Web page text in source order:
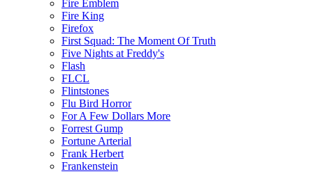
Fire Emblem
Fire King
Firefox
First Squad: The Moment Of Truth
Five Nights at Freddy's
Flash
FLCL
Flintstones
Flu Bird Horror
For A Few Dollars More
Forrest Gump
Fortune Arterial
Frank Herbert
Frankenstein